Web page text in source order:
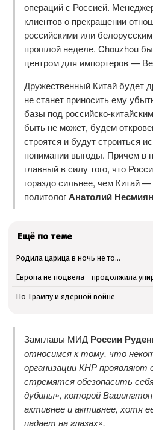
операций с Россией.
клиентов о прекращении
российскими или
прошлой неделе. Chouzhou
центром для импортеров —
Дружественный Китай будет
не станет приносить ему
базы под российско-
быть не может, будем
строятся и будут строиться
понимании выгоды. Причем в
главный в силу того, что
гораздо сильнее, чем Китай
политологАнатолий Несмиян
Ещё по теме
Родила царица в ночь не то…
Европа не подвела - продолжила
По Трампу и ядерной войне
Замглавы МИД России
относимся к тому, что
организации КНР проявляют
стремятся обезопасить
дубины», которой
активнее и активнее, хотя
падает на глазах».